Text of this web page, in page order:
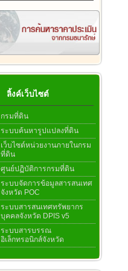
ลิ้งค์เว็บไซต์
กรมที่ดิน
ระบบค้นหารูปแปลงที่ดิน
เว็บไซต์หน่วยงานภายในกรม
ที่ดิน
ศูนย์ปฏิบัติการกรมที่ดิน
ระบบจัดการข้อมูลสารสนเทศ
จังหวัด POC
ระบบสารสนเทศทรัพยากร
บุคคลจังหวัด DPIS v5
ระบบสารบรรณ
อิเล็กทรอนิกส์จังหวัด